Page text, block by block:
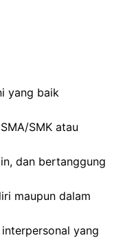
yang baik
SMK atau
dan bertanggung
maupun dalam
yang